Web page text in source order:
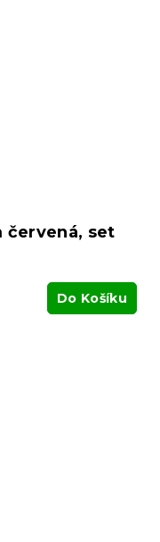
červená, set
Do Košíku